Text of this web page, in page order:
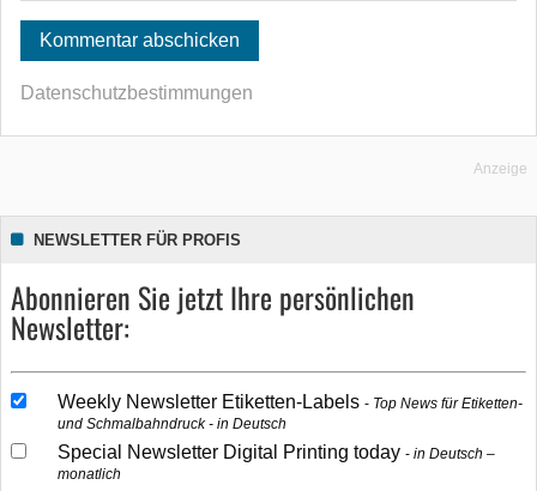
Datenschutzbestimmungen
Anzeige
NEWSLETTER FÜR PROFIS
Abonnieren Sie jetzt Ihre persönlichen
Newsletter:
Weekly Newsletter Etiketten-Labels
Top News für Etiketten-
und Schmalbahndruck - in Deutsch
Special Newsletter Digital Printing today
in Deutsch –
monatlich